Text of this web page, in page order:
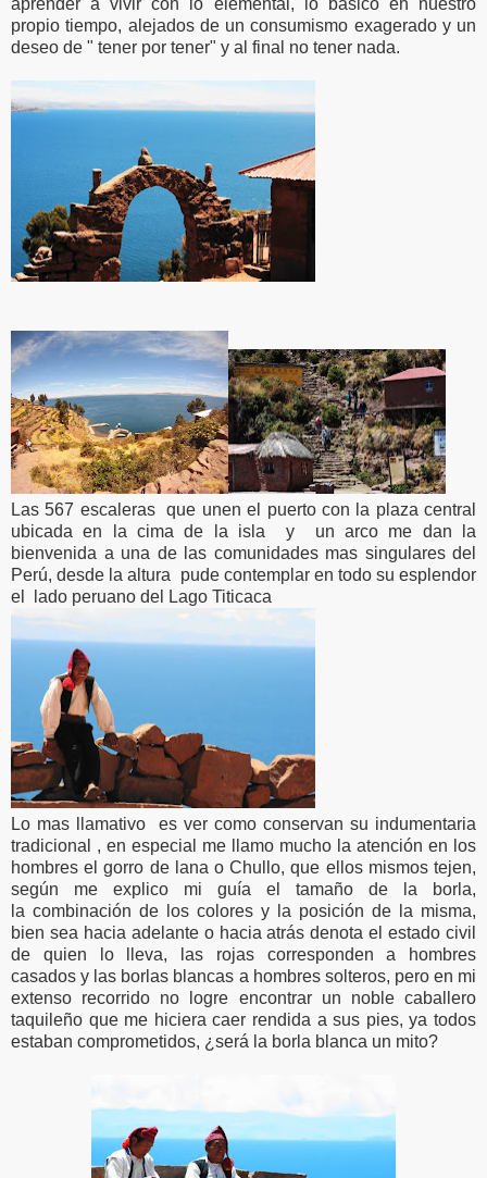
propio tiempo, alejados de un consumismo exagerado y un
deseo de " tener por tener" y al final no tener nada.
Las 567 escaleras que unen el puerto con la plaza central
ubicada en la cima de la isla y un arco me dan la
bienvenida a una de las comunidades mas singulares del
Perú, desde la altura pude contemplar en todo su esplendor
el lado peruano del Lago Titicaca
Lo mas llamativo es ver como conservan su indumentaria
tradicional , en especial me llamo mucho la atención en los
hombres el gorro de lana o Chullo, que ellos mismos tejen,
según me explico mi guía el tamaño de la borla,
la combinación de los colores y la posición de la misma,
bien sea hacia adelante o hacia atrás denota el estado civil
de quien lo lleva, las rojas corresponden a hombres
casados y las borlas blancas a hombres solteros, pero en mi
extenso recorrido no logre encontrar un noble caballero
taquileño que me hiciera caer rendida a sus pies, ya todos
estaban comprometidos, ¿será la borla blanca un mito?